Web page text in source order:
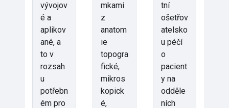
vývojov
é a
aplikov
ané, a
to v
rozsah
u
potřebn
ém pro
mkami
z
anatom
ie
topogra
fické,
mikros
kopick
é,
tní
ošetřov
atelsko
u péčí
o
pacient
y na
odděle
ních